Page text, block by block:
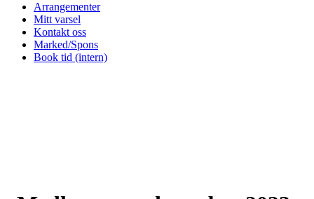
Arrangementer
Mitt varsel
Kontakt oss
Marked/Spons
Book tid (intern)